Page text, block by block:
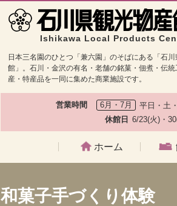
Ishikawa Local Products
日本三名園のひとつ「兼六園」のそばにある「石
館」。石川・金沢の有名・老舗の銘菓・佃煮・伝統
産・特産品を一同に集めた商業施設です。
営業時間 6月・7月 平日・土
休館日 6/23(火)・
ホーム
和菓子手づくり体験